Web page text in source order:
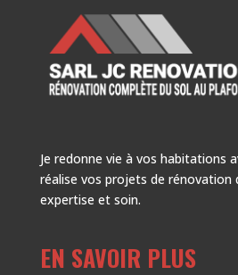
Je redonne vie à vos habitations
réalise vos projets de rénovation
expertise et soin.
EN SAVOIR PLUS